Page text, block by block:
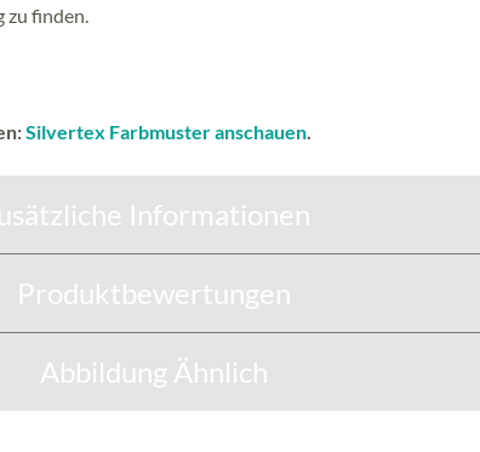
zu finden.
Silvertex Farbmuster anschauen.
Informationen
Produktbewertungen
Abbildung Ähnlich